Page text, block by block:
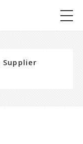
Supplier